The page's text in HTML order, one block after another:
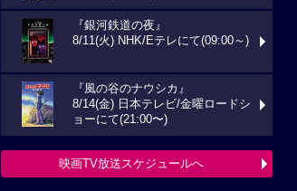
『銀河鉄道の夜』
8/11(火) NHK/Eテレにて(09:00～)
『風の谷のナウシカ』
8/14(金) 日本テレビ/金曜ロードシ
ョーにて(21:00〜)
映画TV放送スケジュールへ